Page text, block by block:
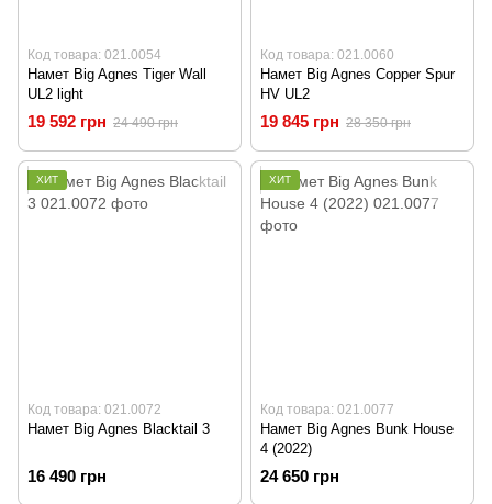
Код товара: 021.0054
Намет Big Agnes Tiger Wall
UL2 light
19 592 грн 24 490 грн
Код товара: 021.0060
Намет Big Agnes Copper Spur
HV UL2
19 845 грн 28 350 грн
ХИТ
Код товара: 021.0072
Намет Big Agnes Blacktail 3
16 490 грн
ХИТ
Код товара: 021.0077
Намет Big Agnes Bunk House
4 (2022)
24 650 грн